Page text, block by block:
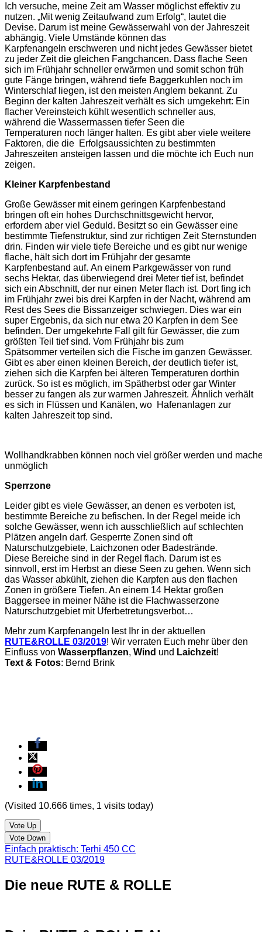
Ich versuche, meine Zeit am Wasser möglichst effektiv zu
nutzen. „Mit wenig Zeitaufwand zum Erfolg“, lautet die
Devise. Darum ist meine Gewässerwahl von der Jahreszeit
abhängig. Viele Umstände können das
Karpfenangeln erschweren und nicht jedes Gewässer bietet
zu jeder Zeit die gleichen Fangchancen. Dass flache Seen
sich im Frühjahr schneller erwärmen und somit schon früh
gute Fänge bringen, während tiefe Baggerkuhlen noch im
Winterschlaf liegen, ist den meisten Anglern bekannt. Zu
Beginn der kalten Jahreszeit verhält es sich umgekehrt: Ein
flacher Vereinsteich kühlt wesentlich schneller aus,
während die Wassermassen tiefer Seen die
Temperaturen noch länger halten. Es gibt aber viele weitere
Faktoren, die die Erfolgsaussichten zu bestimmten
Jahreszeiten ansteigen lassen und die möchte ich Euch nun
zeigen.
Kleiner Karpfenbestand
Große Gewässer mit einem geringen Karpfenbestand
bringen oft ein hohes Durchschnittsgewicht hervor,
erfordern aber viel Geduld. Besitzt so ein Gewässer eine
bestimmte Tiefenstruktur, sind zur richtigen Zeit Sternstunden
drin. Finden wir viele tiefe Bereiche und es gibt nur wenige
flache, hält sich dort im Frühjahr der gesamte
Karpfenbestand auf. An einem Parkgewässer von rund
sechs Hektar, das überwiegend drei Meter tief ist, befindet
sich ein Abschnitt, der nur einen Meter flach ist. Dort fing ich
im Frühjahr zwei bis drei Karpfen in der Nacht, während am
Rest des Sees die Bissanzeiger schwiegen. Dies war ein
super Ergebnis, da sich nur etwa 20 Karpfen in dem See
befinden. Der umgekehrte Fall gilt für Gewässer, die zum
größten Teil tief sind. Vom Frühjahr bis zum
Spätsommer verteilen sich die Fische im ganzen Gewässer.
Gibt es aber einen kleinen Bereich, der deutlich tiefer ist,
ziehen sich die Karpfen bei älteren Temperaturen dorthin
zurück. So ist es möglich, im Spätherbst oder gar Winter
besser zu fangen als zur warmen Jahreszeit. Ähnlich verhält
es sich in Flüssen und Kanälen, wo Hafenanlagen zur
kalten Jahreszeit top sind.
Wollhandkrabben können noch viel größer werden und
unmöglich
Sperrzone
Leider gibt es viele Gewässer, an denen es verboten ist,
bestimmte Bereiche zu befischen. In der Regel meide ich
solche Gewässer, wenn ich ausschließlich auf schlechten
Plätzen angeln darf. Gesperrte Zonen sind oft
Naturschutzgebiete, Laichzonen oder Badestrände.
Diese Bereiche sind in der Regel flach. Darum ist es
sinnvoll, erst im Herbst an diese Seen zu gehen. Wenn sich
das Wasser abkühlt, ziehen die Karpfen aus den flachen
Zonen in größere Tiefen. An einem 14 Hektar großen
Baggersee in meiner Nähe ist die Flachwasserzone
Naturschutzgebiet mit Uferbetretungsverbot…
Mehr zum Karpfenangeln lest Ihr in der aktuellen
RUTE&ROLLE 03/2019! Wir verraten Euch mehr über den
Einfluss von Wasserpflanzen, Wind und Laichzeit!
Text & Fotos: Bernd Brink
(Visited 10.666 times, 1 visits today)
Vote Up
Vote Down
Einfach praktisch: Terhi 450 CC
RUTE&ROLLE 03/2019
Die neue RUTE & ROLLE